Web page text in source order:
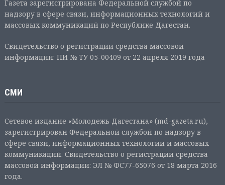
Газета зарегистрирована Федеральной службой по
надзору в сфере связи, информационных технологий и
массовых коммуникаций по Республике Дагестан.
Свидетельство о регистрации средства массовой
информации: ПИ № ТУ 05-00409 от 22 апреля 2019 года
СМИ
Сетевое издание «Молодежь Дагестана» (md-gazeta.ru),
зарегистрирован Федеральной службой по надзору в
сфере связи, информационных технологий и массовых
коммуникаций. Свидетельство о регистрации средства
массовой информации: ЭЛ № ФС77-65076 от 18 марта 2016
года.